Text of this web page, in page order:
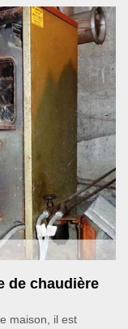
de chaudière
maison, il est